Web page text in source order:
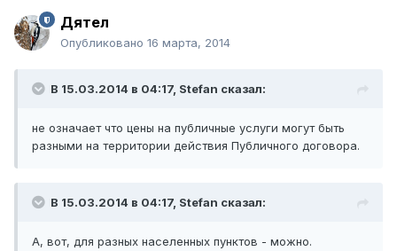
Дятел
Опубликовано 16 марта, 2014
В 15.03.2014 в 04:17, Stefan сказал:
не означает что цены на публичные услуги могут быть
разными на территории действия Публичного договора.
В 15.03.2014 в 04:17, Stefan сказал:
А, вот, для разных населенных пунктов - можно.